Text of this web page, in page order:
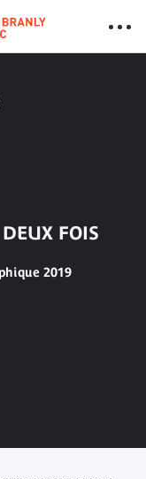
FOIS
2019